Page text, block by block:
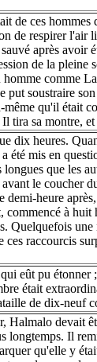
de ces
de respirer l'air
après avoir
de la pleine
comme
put soustraire
qu'il était
tira sa montre,
dix heures.
été mis en
que les
le coucher
demi-heure
commencé à
Quelquefois
ces raccourcis
eût pu étonner
était
de dix-neuf
Halmalo devait
longtemps. Il
qu'elle y